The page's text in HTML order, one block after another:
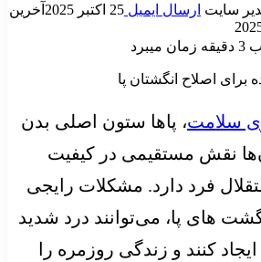
سایت ارسال ایمیل 25 اکتبر 2025
آخرین
سلامت، پاها ستون اصلی بدن
نقش مستقیمی در کیفیت
فرد دارد. مشکلات رایجی
های پا، می‌توانند درد شدید
کنند و زندگی روزمره را